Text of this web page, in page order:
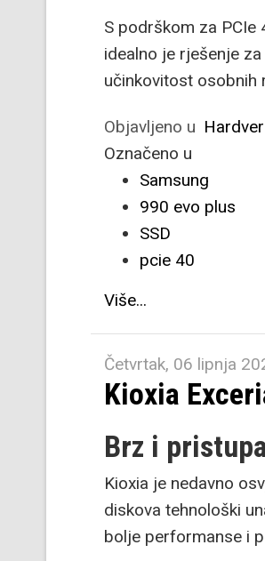
S podrškom za PCIe
idealno je rješenje
učinkovitost osobnih
Objavljeno u Hardver
Označeno u
Samsung
990 evo plus
SSD
pcie 40
Više...
Četvrtak, 06 lipnja
Kioxia
Brz i
Kioxia je nedavno
diskova tehnološki
bolje performanse i